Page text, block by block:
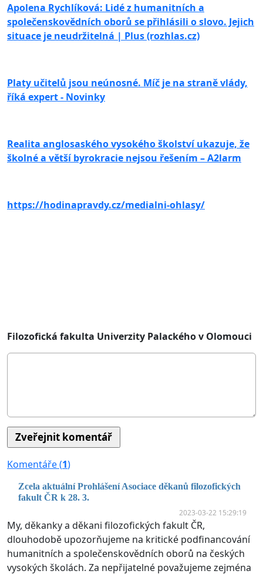
Apolena Rychlíková: Lidé z humanitních a
společenskovědních oborů se přihlásili o slovo. Jejich
situace je neudržitelná | Plus (rozhlas.cz)
Platy učitelů jsou neúnosné. Míč je na straně vlády,
říká expert - Novinky
Realita anglosaského vysokého školství ukazuje, že
školné a větší byrokracie nejsou řešením – A2larm
https://hodinapravdy.cz/medialni-ohlasy/
Filozofická fakulta Univerzity Palackého v Olomouci
Komentáře (1)
Zcela aktuální Prohlášení Asociace děkanů filozofických
fakult ČR k 28. 3.
2023-03-22 15:29:19
My, děkanky a děkani filozofických fakult ČR,
dlouhodobě upozorňujeme na kritické podfinancování
humanitních a společenskovědních oborů na českých
vysokých školách. Za nepřijatelné považujeme zejména